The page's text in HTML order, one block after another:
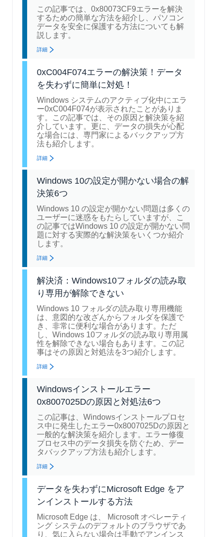
この記事では、0x80073CF9エラーを解決
するための簡単な方法を紹介し、パソコン
データを安全に保護する方法についても解
説します。
詳細
0xC004F074エラーの解決策！データ
を失わずに簡単に対処！
Windows システムのアクティブ化中にエラ
ー0xC004F074が表示されたことがありま
す。この記事では、その原因と解決策を紹
介しています。更に、データの損失が心配
な場合には、専門家によるバックアップ方
法も紹介します。
詳細
Windows 10の設定が開かない場合の解
決策6つ
Windows 10 の設定が開かない問題は多くの
ユーザーに迷惑をもたらしていますが、こ
の記事ではWindows 10 の設定が開かない問
題に対する実際的な解決策をいくつか紹介
します。
詳細
解決済：Windows10フォルダの読み取
り専用が解除できない
Windows 10 フォルダの読み取り専用機能
は、意図的な改ざんからフォルダを保護で
き、非常に便利な場合があります。ただ
し、Windows 10フォルダの読み取り専用属
性を解除できない場合もあります。この記
事はその原因と対処法を3つ紹介します。
詳細
Windowsインストールエラー
0x8007025Dの原因と対処法6つ
この記事は、Windowsインストールプロセ
ス中に発生したエラー0x8007025Dの原因と
一般的な解決策を紹介します。エラー修復
プロセス中のデータ損失を防ぐため、デー
タバックアップ方法も紹介します。
詳細
データを失わずにMicrosoft Edge をア
ンインストールする方法
Microsoft Edge は、 Microsoft オペレーティ
ング システムのデフォルトのブラウザであ
り、気に入らない場合は手動でアンインス